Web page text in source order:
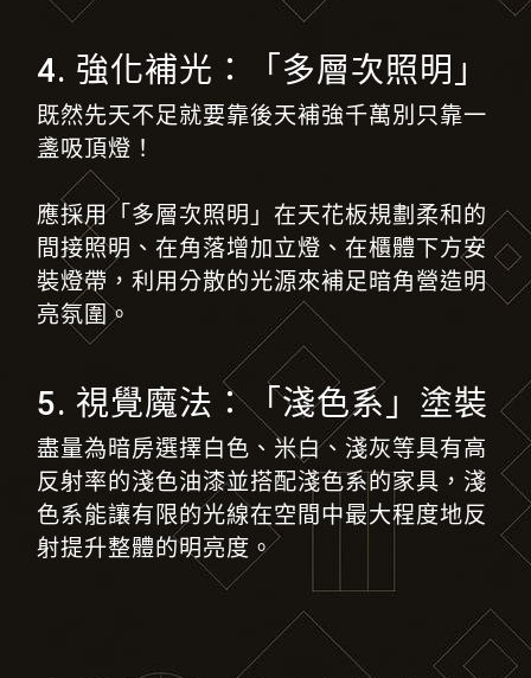
4. 強化補光：「多層次照明」
既然先天不足就要靠後天補強千萬別只靠一
盞吸頂燈！
應採用「多層次照明」在天花板規劃柔和的
間接照明、在角落增加立燈、在櫃體下方安
裝燈帶，利用分散的光源來補足暗角營造明
亮氛圍。
5. 視覺魔法：「淺色系」塗裝
盡量為暗房選擇白色、米白、淺灰等具有高
反射率的淺色油漆並搭配淺色系的家具 ， 淺
色系能讓有限的光線在空間中最大程度地反
射提升整體的明亮度。